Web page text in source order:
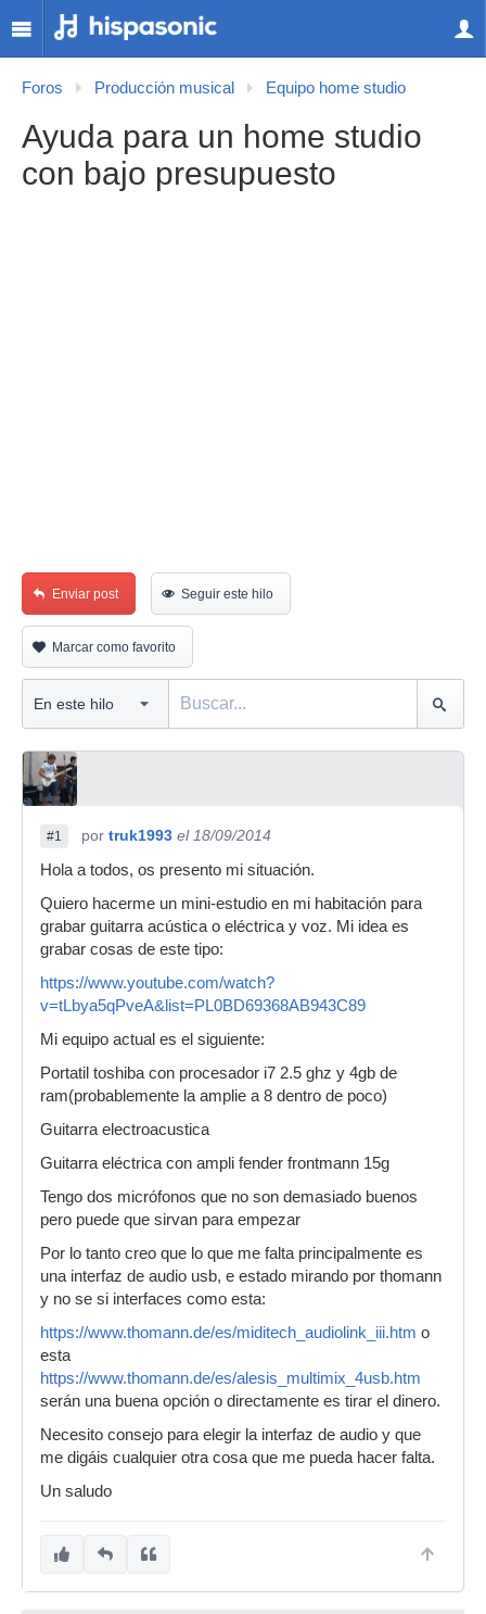
Foros Producción musical Equipo home studio
Ayuda para un home studio
con bajo presupuesto
Enviar post Seguir este hilo
Marcar como favorito
#1 por truk1993 el 18/09/2014
Hola a todos, os presento mi situación.
Quiero hacerme un mini-estudio en mi habitación para
grabar guitarra acústica o eléctrica y voz. Mi idea es
grabar cosas de este tipo:
https://www.youtube.com/watch?
v=tLbya5qPveA&list=PL0BD69368AB943C89
Mi equipo actual es el siguiente:
Portatil toshiba con procesador i7 2.5 ghz y 4gb de
ram(probablemente la amplie a 8 dentro de poco)
Guitarra electroacustica
Guitarra eléctrica con ampli fender frontmann 15g
Tengo dos micrófonos que no son demasiado buenos
pero puede que sirvan para empezar
Por lo tanto creo que lo que me falta principalmente es
una interfaz de audio usb, e estado mirando por thomann
y no se si interfaces como esta:
https://www.thomann.de/es/miditech_audiolink_iii.htm o
esta
https://www.thomann.de/es/alesis_multimix_4usb.htm
serán una buena opción o directamente es tirar el dinero.
Necesito consejo para elegir la interfaz de audio y que
me digáis cualquier otra cosa que me pueda hacer falta.
Un saludo